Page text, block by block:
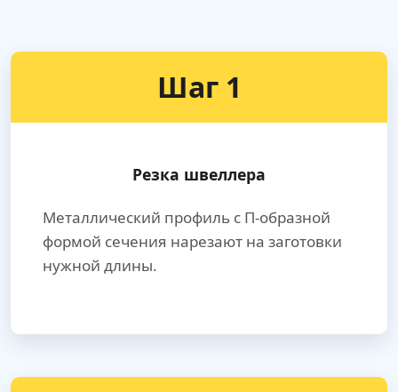
Шаг 1
Резка швеллера
Металлический профиль с П-образной
формой сечения нарезают на заготовки
нужной длины.